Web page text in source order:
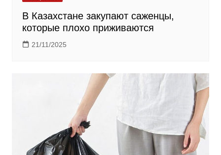
В Казахстане закупают саженцы,
которые плохо приживаются
21/11/2025